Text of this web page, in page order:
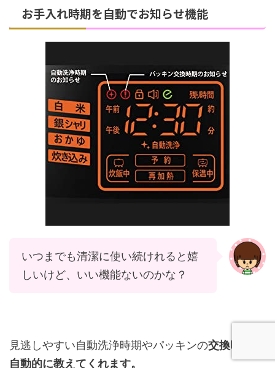
お手入れ時期を自動でお知らせ機能
いつまでも清潔に使い続けれると嬉
しいけど、いい機能ないのかな？
見逃しやすい自動洗浄時期やパッキンの交換時期を
自動的に教えてくれます。